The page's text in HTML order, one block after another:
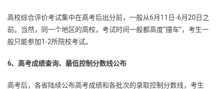
高校综合评价考试集中在高考后出分前，一般从6月11日-6月20日之
前。当然，同一个地区的高校，考试时间一般都高度“撞车”，考生一
般只能参加1-2所院校考试。
6、高考成绩查询、最低控制分数线公布
高考后，各省陆续公布高考成绩和各批次的录取控制分数线，考生